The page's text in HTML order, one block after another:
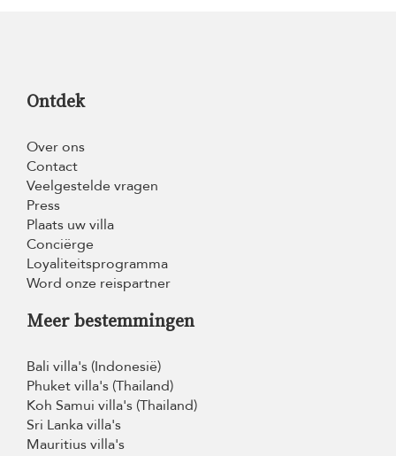
Ontdek
Over ons
Contact
Veelgestelde vragen
Press
Plaats uw villa
Conciërge
Loyaliteitsprogramma
Word onze reispartner
Meer bestemmingen
Bali villa's (Indonesië)
Phuket villa's (Thailand)
Koh Samui villa's (Thailand)
Sri Lanka villa's
Mauritius villa's